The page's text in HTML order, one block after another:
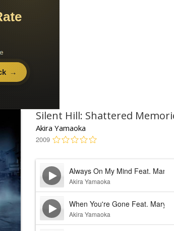
Silent Hill: Shattered
Akira Yamaoka
2009
Always On My Mind Feat. Mary
Akira Yamaoka
When You're Gone Feat. Mary
Akira Yamaoka